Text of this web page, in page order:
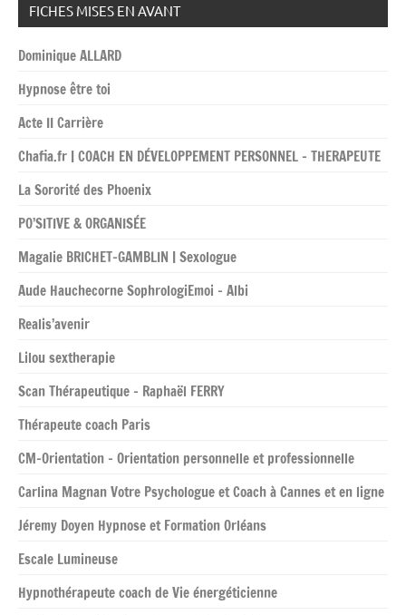
FICHES MISES EN AVANT
Dominique ALLARD
Hypnose être toi
Acte II Carrière
Chafia.fr | COACH EN DÉVELOPPEMENT PERSONNEL – THERAPEUTE
La Sororité des Phoenix
PO’SITIVE & ORGANISÉE
Magalie BRICHET-GAMBLIN | Sexologue
Aude Hauchecorne SophrologiEmoi – Albi
Realis’avenir
Lilou sextherapie
Scan Thérapeutique – Raphaël FERRY
Thérapeute coach Paris
CM-Orientation – Orientation personnelle et professionnelle
Carlina Magnan Votre Psychologue et Coach à Cannes et en ligne
Jéremy Doyen Hypnose et Formation Orléans
Escale Lumineuse
Hypnothérapeute coach de Vie énergéticienne